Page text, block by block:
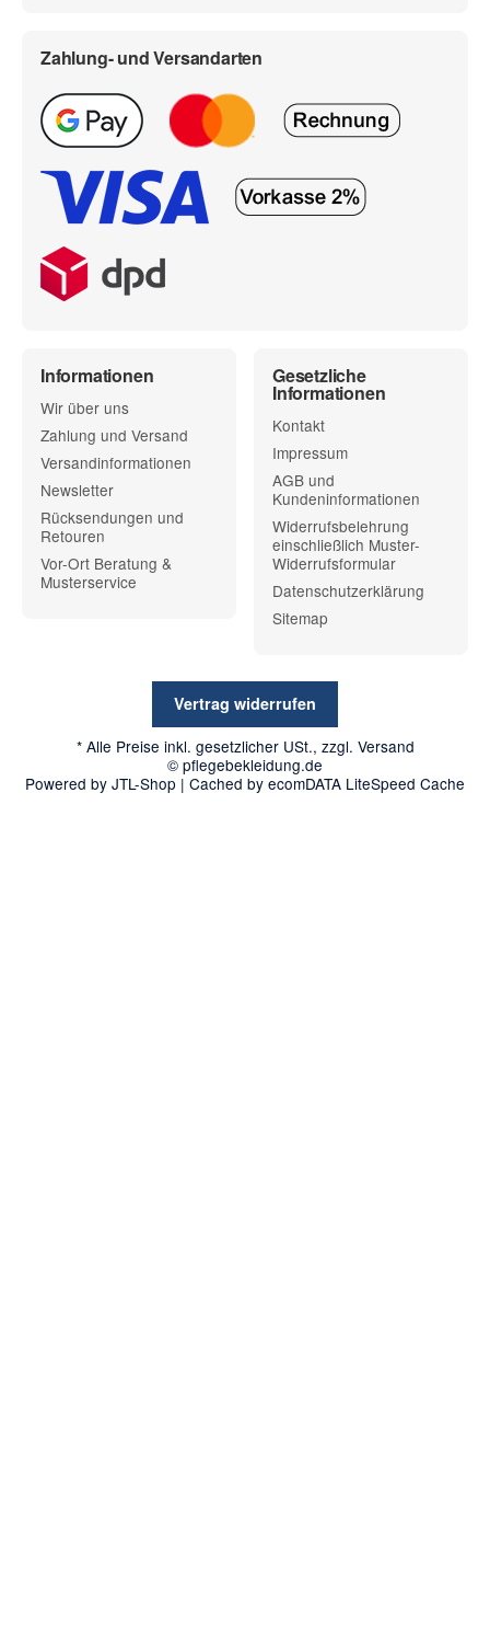
Zahlung- und Versandarten
Informationen
Wir über uns
Zahlung und Versand
Versandinformationen
Newsletter
Rücksendungen und
Retouren
Vor-Ort Beratung &
Musterservice
Gesetzliche
Informationen
Kontakt
Impressum
AGB und
Kundeninformationen
Widerrufsbelehrung
einschließlich Muster-
Widerrufsformular
Datenschutzerklärung
Sitemap
Vertrag widerrufen
* Alle Preise inkl. gesetzlicher USt., zzgl. Versand
© pflegebekleidung.de
Powered by JTL-Shop | Cached by ecomDATA LiteSpeed Cache